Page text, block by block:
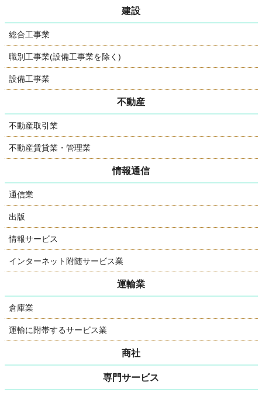
建設
総合工事業
職別工事業(設備工事業を除く)
設備工事業
不動産
不動産取引業
不動産賃貸業・管理業
情報通信
通信業
出版
情報サービス
インターネット附随サービス業
運輸業
倉庫業
運輸に附帯するサービス業
商社
専門サービス